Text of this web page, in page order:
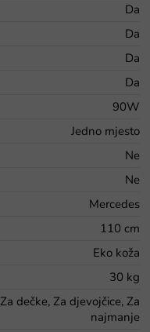
Da
Da
Da
Da
90W
Jedno mjesto
Ne
Ne
Mercedes
110 cm
Eko koža
30 kg
Za dečke, Za djevojčice, Za
najmanje